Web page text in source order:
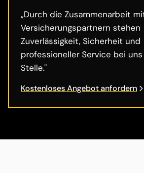
„Durch die Zusammenarbeit
Versicherungspartnern stehen
Zuverlässigkeit, Sicherheit und
professioneller Service bei
Stelle."
Kostenloses Angebot anfordern